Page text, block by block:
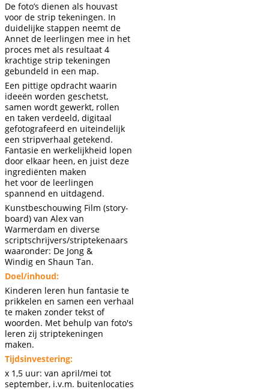
De foto’s dienen als houvast
voor de strip tekeningen. In
duidelijke stappen neemt de
Annet de leerlingen mee in het
proces met als resultaat 4
krachtige strip tekeningen
gebundeld in een map.
Een pittige opdracht waarin
ideeën worden geschetst,
samen wordt gewerkt, rollen
en taken verdeeld, digitaal
gefotografeerd en uiteindelijk
een stripverhaal getekend.
Fantasie en werkelijkheid lopen
door elkaar heen, en juist deze
ingrediënten maken
het voor de leerlingen
spannend en uitdagend.
Kunstbeschouwing Film (story-
board) van Alex van
Warmerdam en diverse
scriptschrijvers/striptekenaars
waaronder: De Jong &
Windig en Shaun Tan.
Doel/inhoud:
Kinderen leren hun fantasie te
prikkelen en samen een verhaal
te maken zonder tekst of
woorden. Met behulp van foto's
leren zij striptekeningen
maken.
Tijdsinvestering:
x 1,5 uur: van april/mei tot
september, i.v.m. buitenlocaties